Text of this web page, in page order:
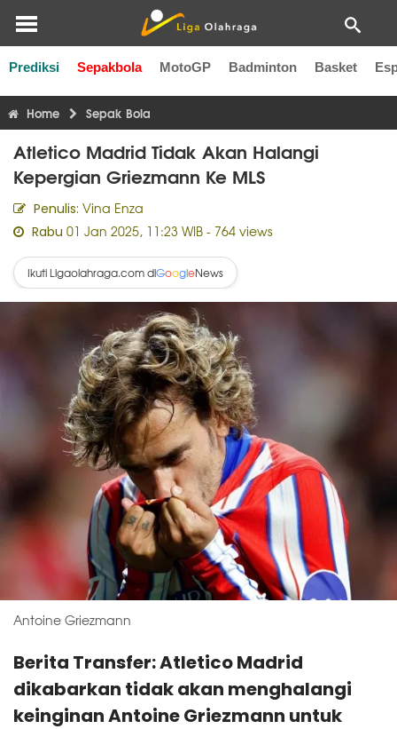
Prediksi Sepakbola MotoGP Badminton Basket
Liga Inggris Liga Italia Liga Spanyol Liga Perancis
Home Sepak Bola
Atletico Madrid Tidak Akan Halangi
Kepergian Griezmann Ke MLS
Penulis: Vina Enza
Rabu 01 Jan 2025, 11:23 WIB - 764 views
Ikuti Ligaolahraga.com diGoogleNews
Antoine Griezmann
Berita Transfer: Atletico Madrid
dikabarkan tidak akan menghalangi
keinginan Antoine Griezmann untuk